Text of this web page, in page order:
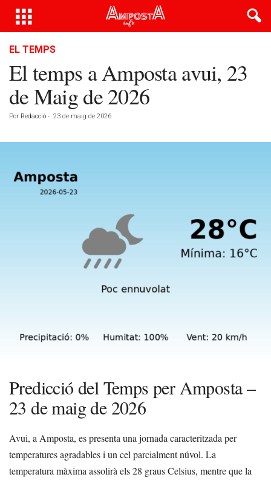
EL TEMPS
El temps a Amposta avui, 23
de Maig de 2026
Por Redacció - 23 de maig de 2026
Predicció del Temps per Amposta –
23 de maig de 2026
Avui, a Amposta, es presenta una jornada caracteritzada per
temperatures agradables i un cel parcialment núvol. La
temperatura màxima assolirà els 28 graus Celsius, mentre que la